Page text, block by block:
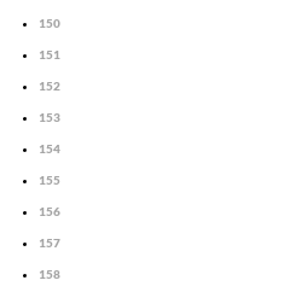
150
151
152
153
154
155
156
157
158